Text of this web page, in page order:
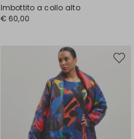
Imbottito a collo alto
€ 60,00